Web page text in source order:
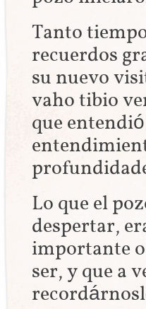
Tanto
recuerdos
su nuevo
vaho tibio
que
Lo que el
despertar,
importante
ser, y que a